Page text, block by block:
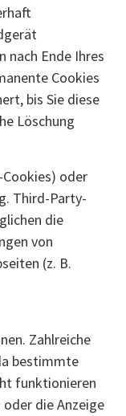
nach Ende Ihres
Cookies
bis Sie diese
Löschung
oder
Third-Party-
die
von
(z. B.
Zahlreiche
bestimmte
funktionieren
die Anzeige